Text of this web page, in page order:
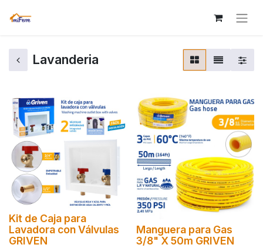
Lavanderia
Kit de Caja para
Lavadora con Válvulas
GRIVEN
Manguera para Gas
3/8" X 50m GRIVEN